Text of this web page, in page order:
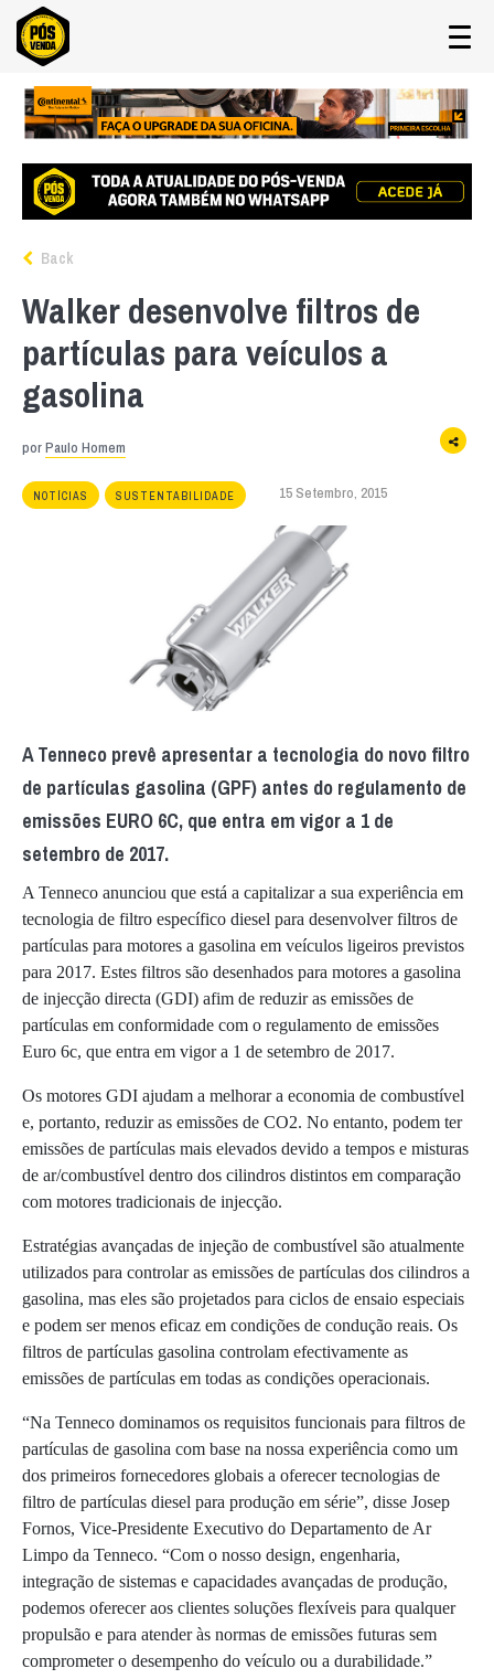
Back
Walker desenvolve filtros de
partículas para veículos a
gasolina
porPaulo Homem
NOTÍCIAS SUSTENTABILIDADE 15 Setembro, 2015
A Tenneco prevê apresentar a tecnologia do novo filtro
de partículas gasolina (GPF) antes do regulamento de
emissões EURO 6C, que entra em vigor a 1 de
setembro de 2017.
A Tenneco anunciou que está a capitalizar a sua experiência em
tecnologia de filtro específico diesel para desenvolver filtros de
partículas para motores a gasolina em veículos ligeiros previstos
para 2017. Estes filtros são desenhados para motores a gasolina
de injecção directa (GDI) afim de reduzir as emissões de
partículas em conformidade com o regulamento de emissões
Euro 6c, que entra em vigor a 1 de setembro de 2017.
Os motores GDI ajudam a melhorar a economia de combustível
e, portanto, reduzir as emissões de CO2. No entanto, podem ter
emissões de partículas mais elevados devido a tempos e misturas
de ar/combustível dentro dos cilindros distintos em comparação
com motores tradicionais de injecção.
Estratégias avançadas de injeção de combustível são atualmente
utilizados para controlar as emissões de partículas dos cilindros a
gasolina, mas eles são projetados para ciclos de ensaio especiais
e podem ser menos eficaz em condições de condução reais. Os
filtros de partículas gasolina controlam efectivamente as
emissões de partículas em todas as condições operacionais.
“Na Tenneco dominamos os requisitos funcionais para filtros de
partículas de gasolina com base na nossa experiência como um
dos primeiros fornecedores globais a oferecer tecnologias de
filtro de partículas diesel para produção em série”, disse Josep
Fornos, Vice-Presidente Executivo do Departamento de Ar
Limpo da Tenneco. “Com o nosso design, engenharia,
integração de sistemas e capacidades avançadas de produção,
podemos oferecer aos clientes soluções flexíveis para qualquer
propulsão e para atender às normas de emissões futuras sem
comprometer o desempenho do veículo ou a durabilidade.”